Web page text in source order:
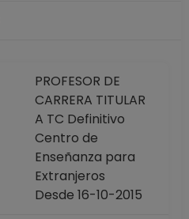
PROFESOR DE
CARRERA TITULAR
A TC Definitivo
Centro de
Enseñanza para
Extranjeros
Desde 16-10-2015